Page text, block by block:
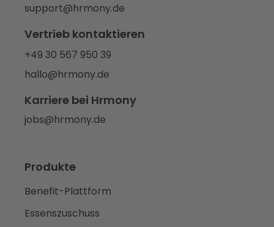
support@hrmony.de
Vertrieb kontaktieren
+49 30 567 950 39
hallo@hrmony.de
Karriere bei Hrmony
jobs@hrmony.de
Produkte
Benefit-Plattform
Essenszuschuss